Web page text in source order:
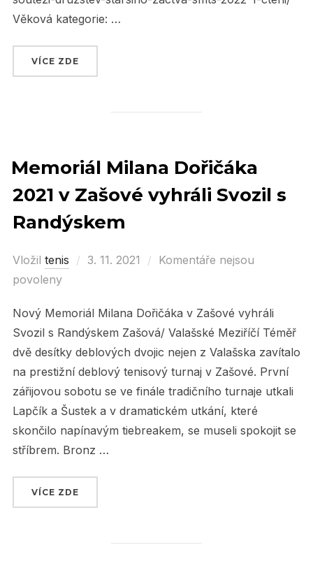
Věková kategorie: …
VÍCE ZDE
Memoriál Milana Dořičáka
2021 v Zašové vyhráli Svozil s
Randýskem
Vložil tenis
Posted
3. 11. 2021
Komentáře nejsou
povoleny
Nový Memoriál Milana Dořičáka v Zašové vyhráli
Svozil s Randýskem Zašová/ Valašské Meziříčí Téměř
dvě desítky deblových dvojic nejen z Valašska zavítalo
na prestižní deblový tenisový turnaj v Zašové. První
zářijovou sobotu se ve finále tradičního turnaje utkali
Lapčík a Šustek a v dramatickém utkání, které
skončilo napínavým tiebreakem, se museli spokojit se
stříbrem. Bronz …
VÍCE ZDE